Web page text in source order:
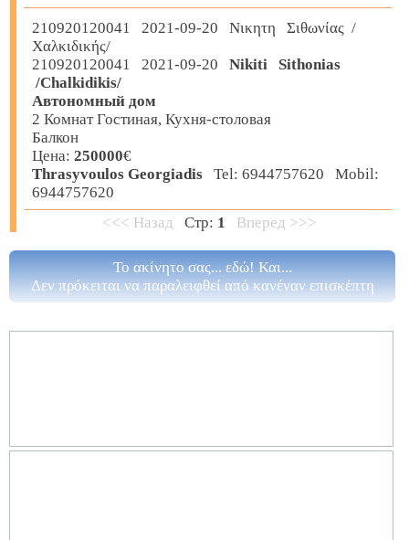
210920120041 2021-09-20 Νικητη Σιθωνίας /
Χαλκιδικής/
210920120041 2021-09-20
Nikiti Sithonias
/Chalkidikis/
Автономный дом
2 Комнат Гостиная, Кухня-столовая
Балкон
Цена: 250000€
Thrasyvoulos GeorgiadisTel: 6944757620 Mobil:
6944757620
<<< Назад Стр: 1 Вперед >>>
Το ακίνητο σας... εδώ! Και...
Δεν πρόκειται να παραλειφθεί από κανέναν επισκέπτη